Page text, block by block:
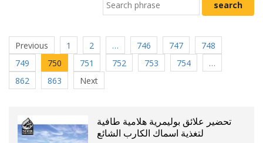
Previous 1 2 … 746 747
748
749
750 751 752 753 754
…
862
863 Next
تحضير علائق بوليمرية هلامية طافية
لتغذية اسماك الكارب الشائع